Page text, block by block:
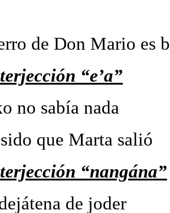
de Don Mario es
“e’a”
no
que Marta salió
“nangána”
dejátena